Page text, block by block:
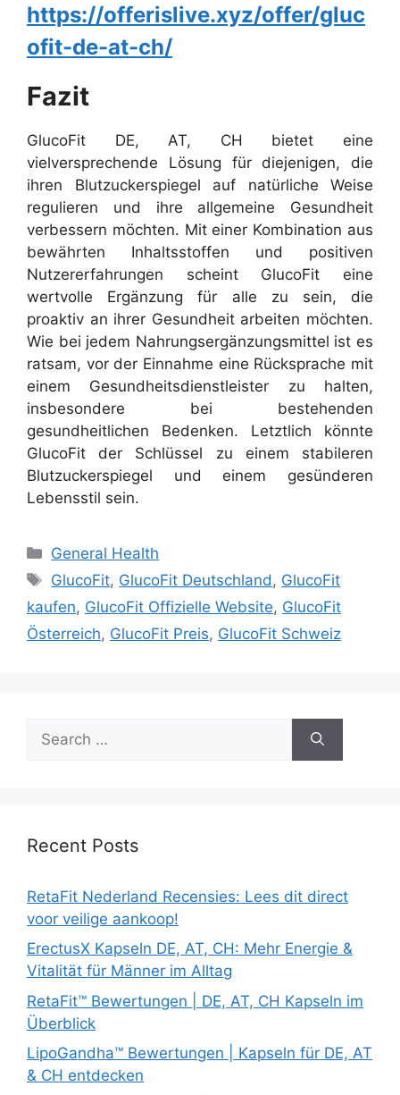
https://offerislive.xyz/offer/gluc
ofit-de-at-ch/
Fazit
GlucoFit DE, AT, CH bietet eine
vielversprechende Lösung für diejenigen, die
ihren Blutzuckerspiegel auf natürliche Weise
regulieren und ihre allgemeine Gesundheit
verbessern möchten. Mit einer Kombination aus
bewährten Inhaltsstoffen und positiven
Nutzererfahrungen scheint GlucoFit eine
wertvolle Ergänzung für alle zu sein, die
proaktiv an ihrer Gesundheit arbeiten möchten.
Wie bei jedem Nahrungsergänzungsmittel ist es
ratsam, vor der Einnahme eine Rücksprache mit
einem Gesundheitsdienstleister zu halten,
insbesondere bei bestehenden
gesundheitlichen Bedenken. Letztlich könnte
GlucoFit der Schlüssel zu einem stabileren
Blutzuckerspiegel und einem gesünderen
Lebensstil sein.
Categories
General Health
Tags
GlucoFit, GlucoFit Deutschland , GlucoFit
kaufen, GlucoFit Offizielle Website, GlucoFit
Österreich, GlucoFit Preis, GlucoFit Schweiz
for:
Recent Posts
RetaFit Nederland Recensies: Lees dit direct
voor veilige aankoop!
ErectusX Kapseln DE, AT, CH: Mehr Energie &
Vitalität für Männer im Alltag
RetaFit™ Bewertungen | DE, AT, CH Kapseln im
Überblick
LipoGandha™ Bewertungen | Kapseln für DE, AT
& CH entdecken